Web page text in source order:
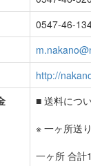
0547-46-
http://
■ 送料につ
※ 一ヶ所送
一ヶ所 合計